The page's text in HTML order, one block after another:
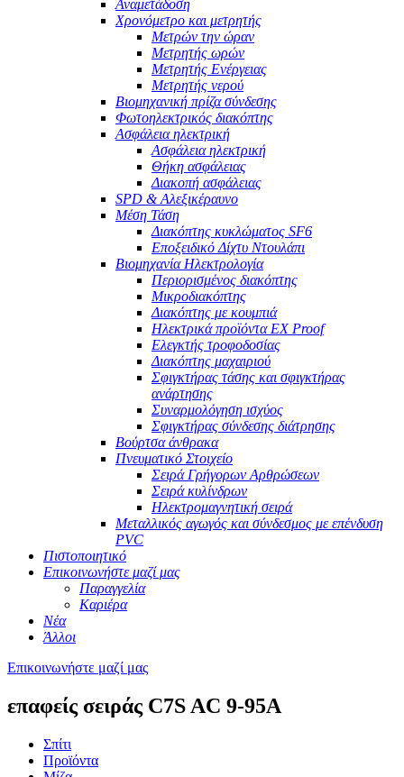
Αναμετάδοση
Χρονόμετρο και μετρητής
Μετρών την ώραν
Μετρητής ωρών
Μετρητής Ενέργειας
Μετρητής νερού
Βιομηχανική πρίζα σύνδεσης
Φωτοηλεκτρικός διακόπτης
Ασφάλεια ηλεκτρική
Ασφάλεια ηλεκτρική
Θήκη ασφάλειας
Διακοπή ασφάλειας
SPD & Αλεξικέραυνο
Μέση Τάση
Διακόπτης κυκλώματος SF6
Εποξειδικό Δίχτυ Ντουλάπι
Βιομηχανία Ηλεκτρολογία
Περιορισμένος διακόπτης
Μικροδιακόπτης
Διακόπτης με κουμπιά
Ηλεκτρικά προϊόντα EX Proof
Ελεγκτής τροφοδοσίας
Διακόπτης μαχαιριού
Σφιγκτήρας τάσης και σφιγκτήρας
ανάρτησης
Συναρμολόγηση ισχύος
Σφιγκτήρας σύνδεσης διάτρησης
Βούρτσα άνθρακα
Πνευματικό Στοιχείο
Σειρά Γρήγορων Αρθρώσεων
Σειρά κυλίνδρων
Ηλεκτρομαγνητική σειρά
Μεταλλικός αγωγός και σύνδεσμος με επένδυση
PVC
Πιστοποιητικό
Επικοινωνήστε μαζί μας
Παραγγελία
Καριέρα
Νέα
Άλλοι
Επικοινωνήστε μαζί μας
επαφείς σειράς C7S AC 9-95A
Σπίτι
Προϊόντα